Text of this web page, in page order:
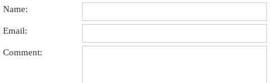
Name:
Email:
Comment: